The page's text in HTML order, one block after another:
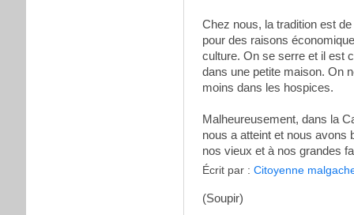
Chez nous, la tradition est
pour des raisons
culture. On se serre et il est
dans une petite maison. On
moins dans les hospices.
Malheureusement, dans la
nous a atteint et nous avons
nos vieux et à nos grandes
Écrit par : Citoyenne
(Soupir)